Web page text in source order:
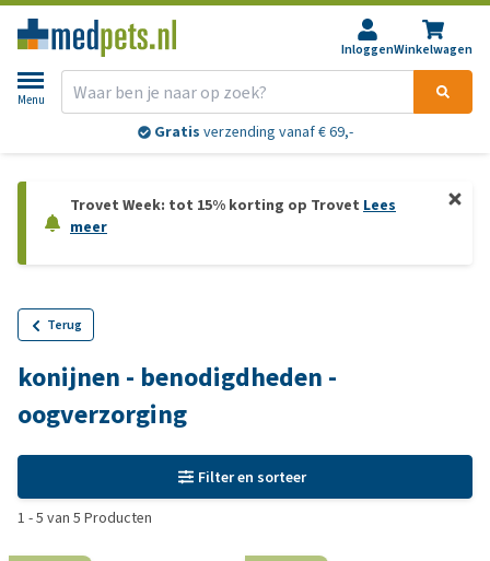
InloggenWinkelwagen
Menu
Gratis verzending vanaf € 69,-
Trovet Week: tot 15% korting op Trovet Lees
meer
Terug
konijnen - benodigdheden -
oogverzorging
Filter en sorteer
1 -5 van 5 Producten